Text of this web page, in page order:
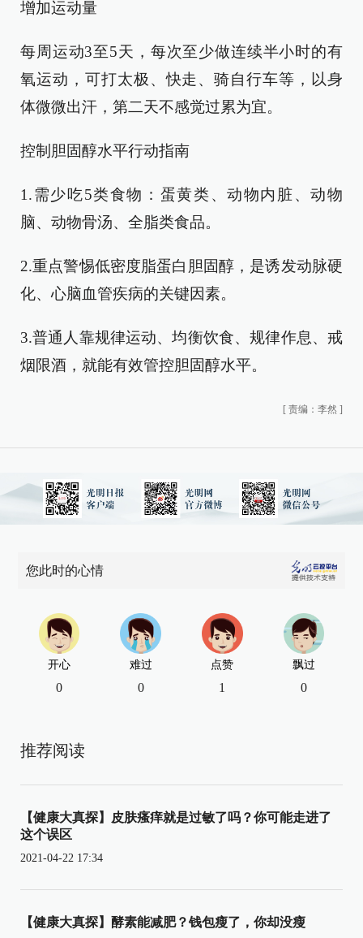
增加运动量
每周运动3至5天，每次至少做连续半小时的有
氧运动，可打太极、快走、骑自行车等，以身
体微微出汗，第二天不感觉过累为宜。
控制胆固醇水平行动指南
1.需少吃5类食物：蛋黄类、动物内脏、动物
脑、动物骨汤、全脂类食品。
2.重点警惕低密度脂蛋白胆固醇，是诱发动脉硬
化、心脑血管疾病的关键因素。
3.普通人靠规律运动、均衡饮食、规律作息、戒
烟限酒，就能有效管控胆固醇水平。
[ 责编：李然 ]
您此时的心情
开心
0
难过
0
点赞
1
飘过
0
推荐阅读
【健康大真探】皮肤瘙痒就是过敏了吗？你可能走进了
这个误区
2021-04-22 17:34
【健康大真探】酵素能减肥？钱包瘦了，你却没瘦